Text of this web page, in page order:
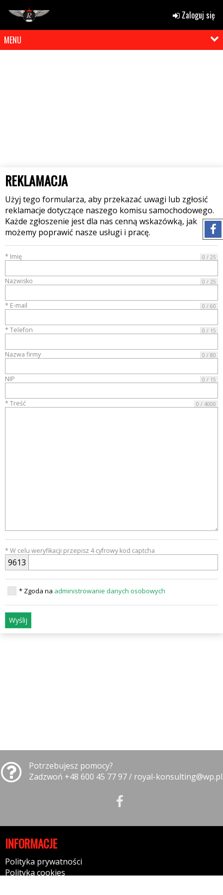
Zaloguj się
MENU
REKLAMACJA
Użyj tego formularza, aby przekazać uwagi lub zgłosić
reklamacje dotyczące naszego komisu samochodowego.
Każde zgłoszenie jest dla nas cenną wskazówką, jak
możemy poprawić nasze usługi i pracę.
* Imię 0 / 25
Nazwisko 0 / 25
* E-mail 0 / 60
* Telefon 0 / 15
Nazwa firmy 0 / 80
NIP 0 / 15
* Treść 0 / 4000
* W celu weryfikacji przepisz 4 cyfrowy kod captcha
9613
* Zgoda na administrowanie danych osobowych
Wyślij
Potrzebujesz pomocy?
Zadzwoń +48 600 45 77 97 / royal-konsulting@wp.pl
INFORMACJE
Polityka prywatności
Polityka cookies